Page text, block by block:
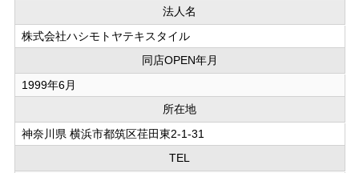
法人名
株式会社ハシモトヤテキスタイル
同店OPEN年月
1999年6月
所在地
神奈川県 横浜市都筑区荏田東2-1-31
TEL